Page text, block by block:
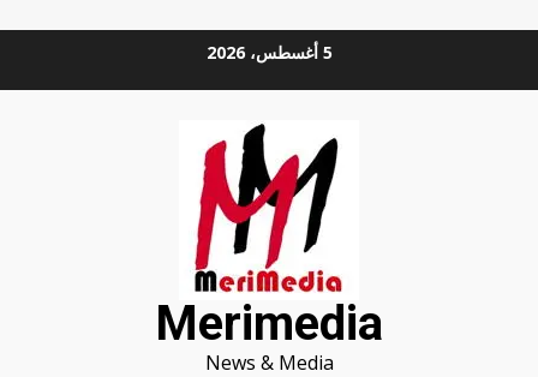
5 أغسطس، 2026
Merimedia
News & Media